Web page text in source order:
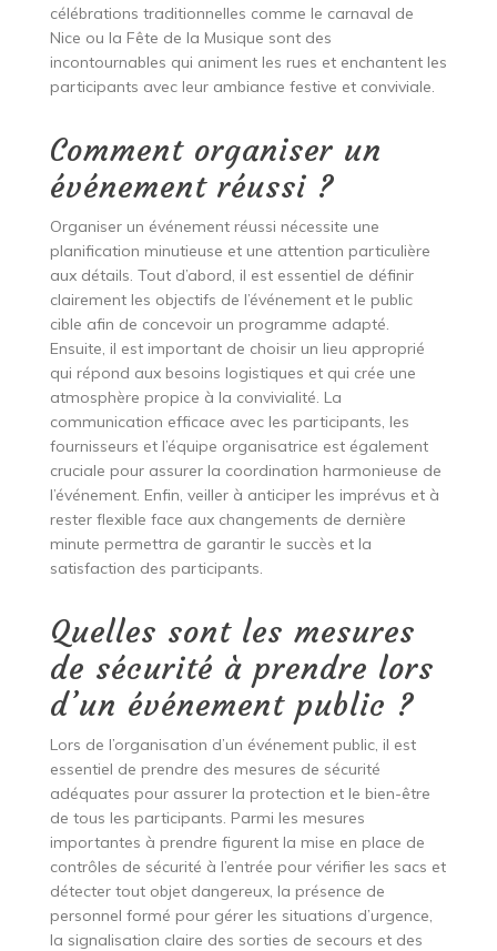
célébrations traditionnelles comme le carnaval de
Nice ou la Fête de la Musique sont des
incontournables qui animent les rues et enchantent les
participants avec leur ambiance festive et conviviale.
Comment organiser un
événement réussi ?
Organiser un événement réussi nécessite une
planification minutieuse et une attention particulière
aux détails. Tout d’abord, il est essentiel de définir
clairement les objectifs de l’événement et le public
cible afin de concevoir un programme adapté.
Ensuite, il est important de choisir un lieu approprié
qui répond aux besoins logistiques et qui crée une
atmosphère propice à la convivialité. La
communication efficace avec les participants, les
fournisseurs et l’équipe organisatrice est également
cruciale pour assurer la coordination harmonieuse de
l’événement. Enfin, veiller à anticiper les imprévus et à
rester flexible face aux changements de dernière
minute permettra de garantir le succès et la
satisfaction des participants.
Quelles sont les mesures
de sécurité à prendre lors
d’un événement public ?
Lors de l’organisation d’un événement public, il est
essentiel de prendre des mesures de sécurité
adéquates pour assurer la protection et le bien-être
de tous les participants. Parmi les mesures
importantes à prendre figurent la mise en place de
contrôles de sécurité à l’entrée pour vérifier les sacs et
détecter tout objet dangereux, la présence de
personnel formé pour gérer les situations d’urgence,
la signalisation claire des sorties de secours et des